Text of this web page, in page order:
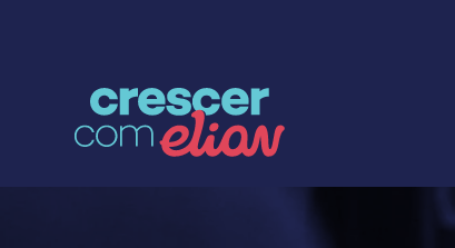
Crescer com Grupo Elian